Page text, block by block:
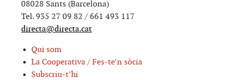
08028 Sants (Barcelona)
Tel. 935 27 09 82 / 661 493 117
directa@directa.cat
Qui som
La Cooperativa / Fes-te’n sòcia
Subscriu-t’hi